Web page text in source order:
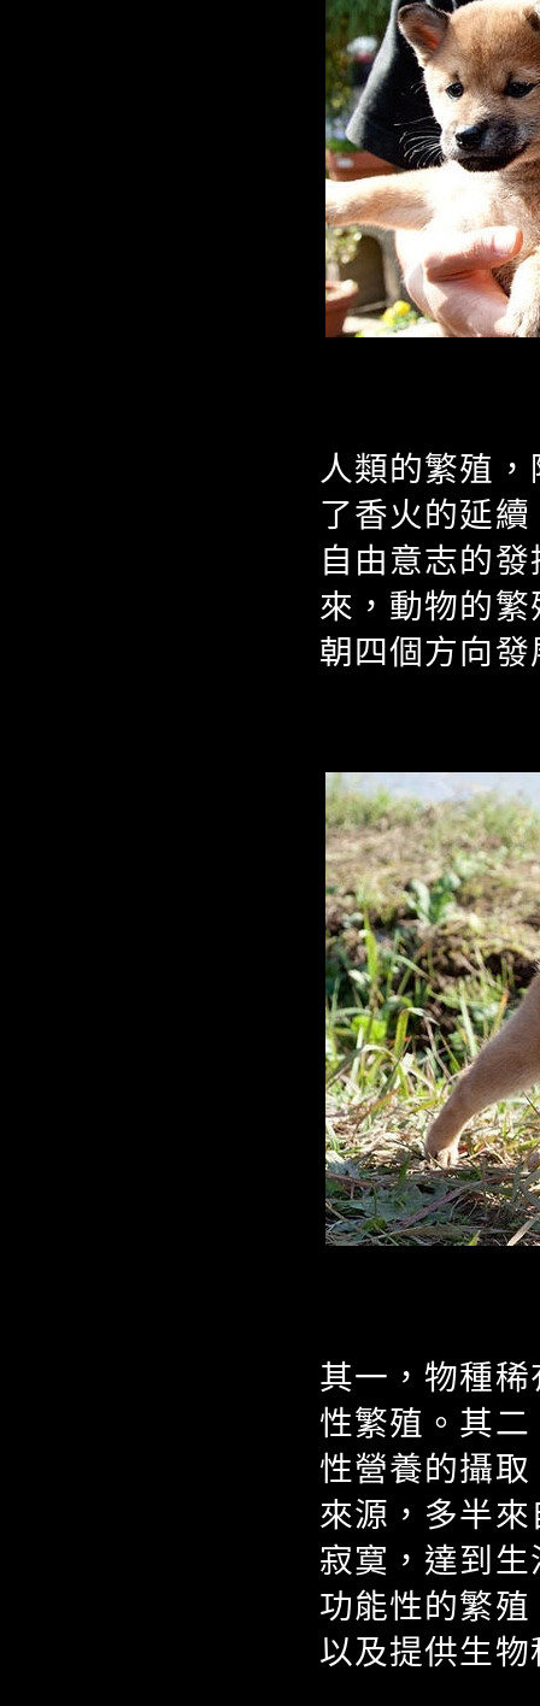
人類的繁殖
了香火的延
自由意志的
來，動物的
朝四個方向發
其一，物種
性繁殖。其
性營養的攝
來源，多半
寂寞，達到
功能性的繁
以及提供生